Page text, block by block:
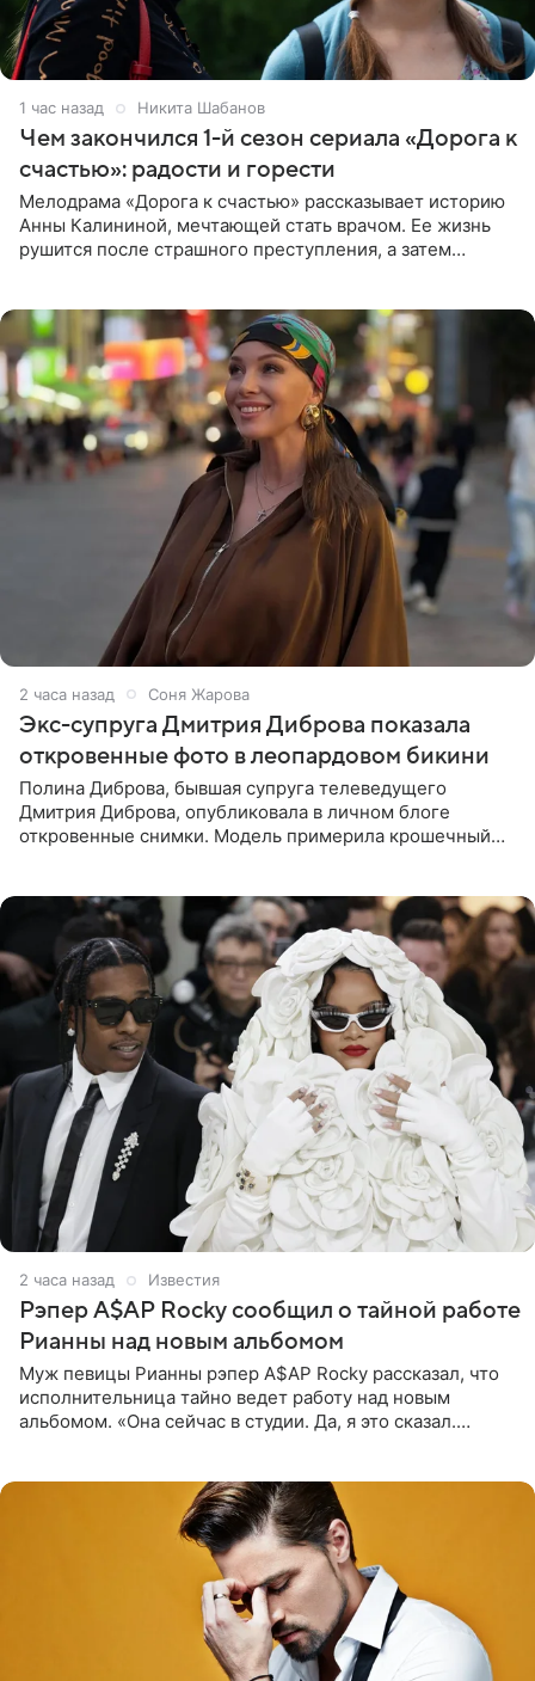
1 час назад Никита Шабанов
Чем закончился 1-й сезон сериала «Дорога к
счастью»: радости и горести
Мелодрама «Дорога к счастью» рассказывает историю
Анны Калининой, мечтающей стать врачом. Ее жизнь
рушится после страшного преступления, а затем
2 часа назад Соня Жарова
Экс-супруга Дмитрия Диброва показала
откровенные фото в леопардовом бикини
Полина Диброва, бывшая супруга телеведущего
Дмитрия Диброва, опубликовала в личном блоге
откровенные снимки. Модель примерила крошечный
2 часа назад Известия
Рэпер A$AP Rocky сообщил о тайной работе
Рианны над новым альбомом
Муж певицы Рианны рэпер A$AP Rocky рассказал, что
исполнительница тайно ведет работу над новым
альбомом. «Она сейчас в студии. Да, я это сказал.